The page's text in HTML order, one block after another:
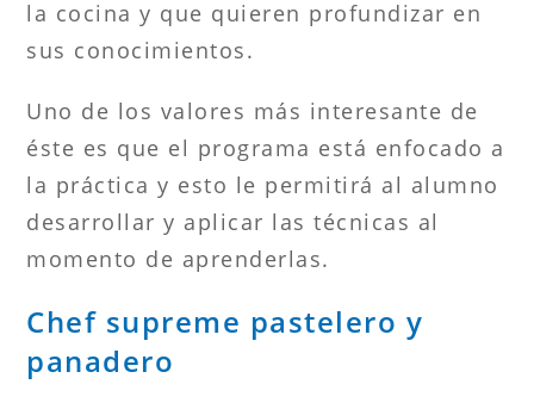
la cocina y que quieren profundizar en
sus conocimientos.
Uno de los valores más interesante de
éste es que el programa está enfocado a
la práctica y esto le permitirá al alumno
desarrollar y aplicar las técnicas al
momento de aprenderlas.
Chef supreme pastelero y
panadero